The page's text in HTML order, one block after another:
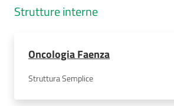
Strutture interne
Oncologia Faenza
Struttura Semplice